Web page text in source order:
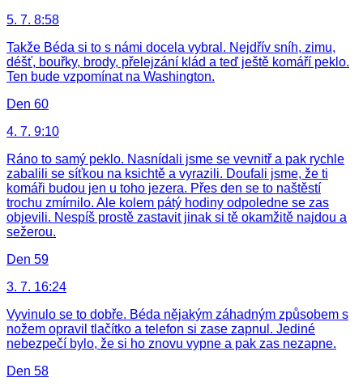
5. 7. 8:58
Takže Béda si to s námi docela vybral. Nejdřív sníh, zimu,
déšť, bouřky, brody, přelejzání klád a teď ještě komáří peklo.
Ten bude vzpomínat na Washington.
Den 60
4. 7. 9:10
Ráno to samý peklo. Nasnídali jsme se vevnitř a pak rychle
zabalili se síťkou na ksichtě a vyrazili. Doufali jsme, že ti
komáři budou jen u toho jezera. Přes den se to naštěstí
trochu zmírnilo. Ale kolem pátý hodiny odpoledne se zas
objevili. Nespíš prostě zastavit jinak si tě okamžitě najdou a
sežerou.
Den 59
3. 7. 16:24
Vyvinulo se to dobře. Béda nějakým záhadným způsobem s
nožem opravil tlačítko a telefon si zase zapnul. Jediné
nebezpečí bylo, že si ho znovu vypne a pak zas nezapne.
Den 58